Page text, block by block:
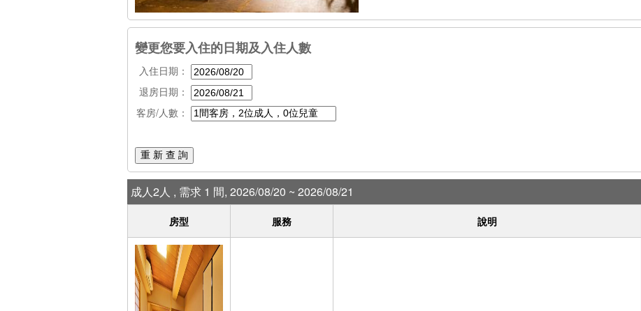
變更您要入住的日期及入住人數
入住日期：
退房日期：
客房/人數：
重 新 查 詢
成人2人 , 需求 1 間, 2026/08/20 ~ 2026/08/21
房型 服務 說明